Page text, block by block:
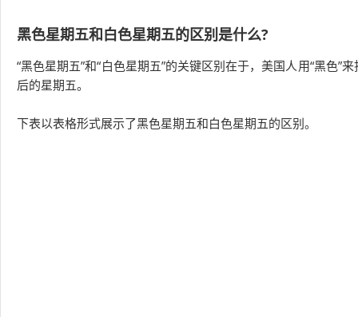
黑色星期五和白色星期五的区别是什么?
“黑色星期五”和“白色星期五”的关键区别在于，美国人用“黑色”
后的星期五。
下表以表格形式展示了黑色星期五和白色星期五的区别。